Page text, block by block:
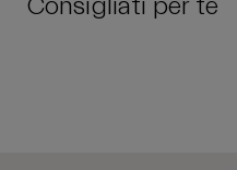
Consigliati per te